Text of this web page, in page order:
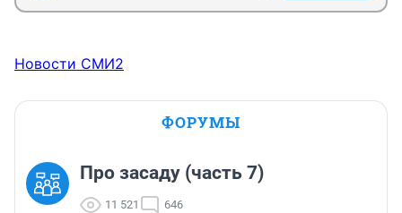
Новости СМИ2
ФОРУМЫ
Про засаду (часть 7)
11 521 646